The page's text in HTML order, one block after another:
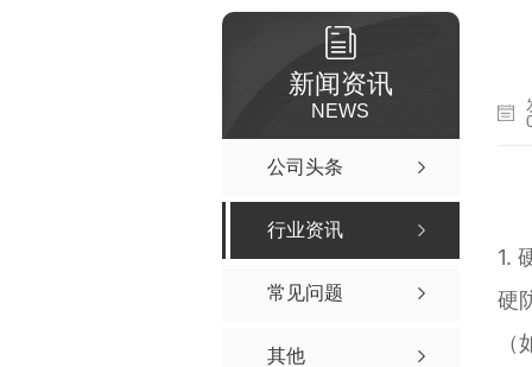
新闻资讯
NEWS
公司头条
行业资讯
常见问题
其他
1.
硬